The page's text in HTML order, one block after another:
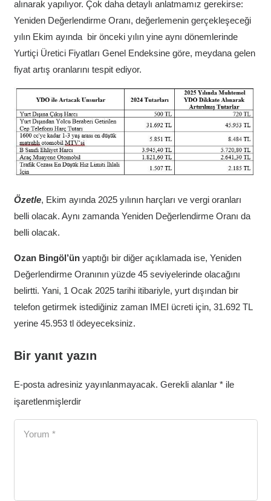
alınarak yapılıyor. Çok daha detaylı anlatmamız gerekirse:
Yeniden Değerlendirme Oranı, değerlemenin gerçekleşeceği
yılın Ekim ayında bir önceki yılın yine aynı dönemlerinde
Yurtiçi Üretici Fiyatları Genel Endeksine göre, meydana gelen
fiyat artış oranlarını tespit ediyor.
Özetle, Ekim ayında 2025 yılının harçları ve vergi oranları
belli olacak. Aynı zamanda Yeniden Değerlendirme Oranı da
belli olacak.
Ozan Bingöl’ünyaptığı bir diğer açıklamada ise, Yeniden
Değerlendirme Oranının yüzde 45 seviyelerinde olacağını
belirtti. Yani, 1 Ocak 2025 tarihi itibariyle, yurt dışından bir
telefon getirmek istediğiniz zaman IMEI ücreti için, 31.692 TL
yerine 45.953 tl ödeyeceksiniz.
Bir yanıt yazın
E-posta adresiniz yayınlanmayacak. Gerekli alanlar *ile
işaretlenmişlerdir